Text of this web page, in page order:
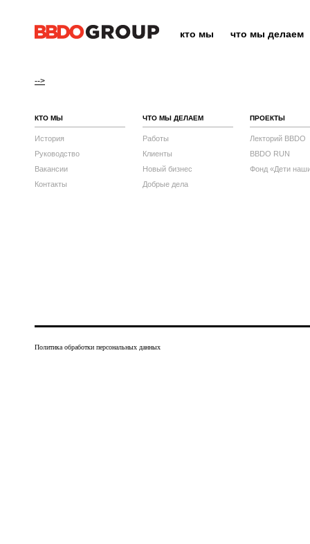
кто мы что мы делаем
-->
КТО МЫ
История
Руководство
Вакансии
Контакты
ЧТО МЫ ДЕЛАЕМ
Работы
Клиенты
Новый бизнес
Добрые дела
ПРОЕКТЫ
Лекторий BBDO
BBDO RUN
Фонд «Дети
Политика обработки персональных данных